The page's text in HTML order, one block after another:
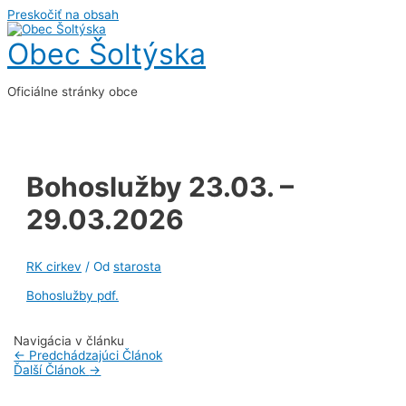
Preskočiť na obsah
Obec Šoltýska
Oficiálne stránky obce
Bohoslužby 23.03. –
29.03.2026
RK cirkev / Od starosta
Bohoslužby pdf.
Navigácia v článku
← Predchádzajúci Článok
Ďalší Článok →